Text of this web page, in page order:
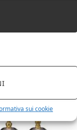
sui cookie
bevande